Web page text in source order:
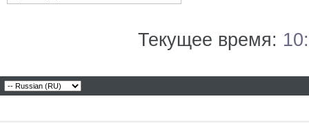
Текущее время: